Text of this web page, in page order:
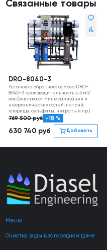
Связанные товары
DRO-8040-3
Установка обратного осмоса DRO-
8040-3 производительностью 3 м3/
час (очистка от минерализации и
неорганических солей: натрий,
хлориды, сульфаты, нитраты и пр.)
769 500руб -18 %
630 740 руб Добавить
Меню
Очистка воды в загородном доме